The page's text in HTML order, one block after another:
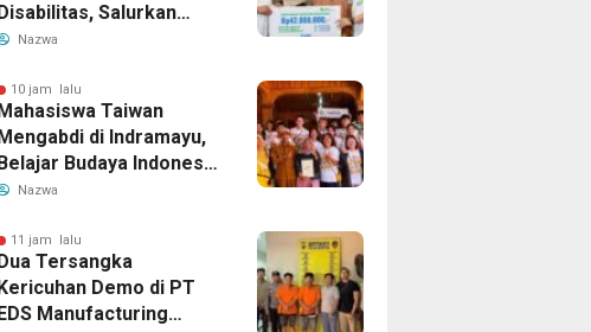
Salurkan
dan Tampung
Nazwa
10 jam lalu
Taiwan
di Indramayu,
Budaya Indonesia
Edukasi Pekerja
Nazwa
11 jam lalu
Tersangka
Demo di PT
Manufacturing